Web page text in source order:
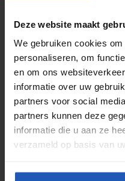
Deze website maakt
We gebruiken cookies
personaliseren, om
en om ons
informatie over uw
partners voor social
partners kunnen deze
informatie die u aan ze
verzameld op basis van
Kunststof
Aluminium
voor lage
Koper en Staal:
toepassingen
Wij helpen je een
minimaliseert. Dit
en voorkomt onnodige
Slanghaspels voor